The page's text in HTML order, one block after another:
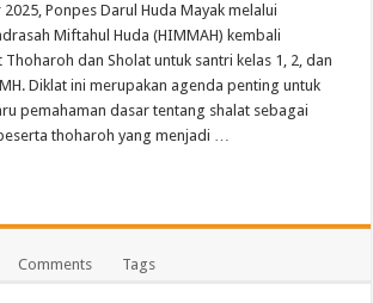
Ponpes Darul Huda Mayak melalui
Miftahul Huda (HIMMAH) kembali
Thoharoh dan Sholat untuk santri kelas 1, 2, dan
Diklat ini merupakan agenda penting untuk
pemahaman dasar tentang shalat sebagai
thoharoh yang menjadi …
Comments Tags